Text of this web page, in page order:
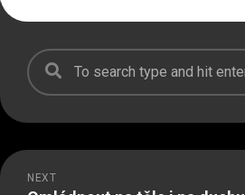
NEXT